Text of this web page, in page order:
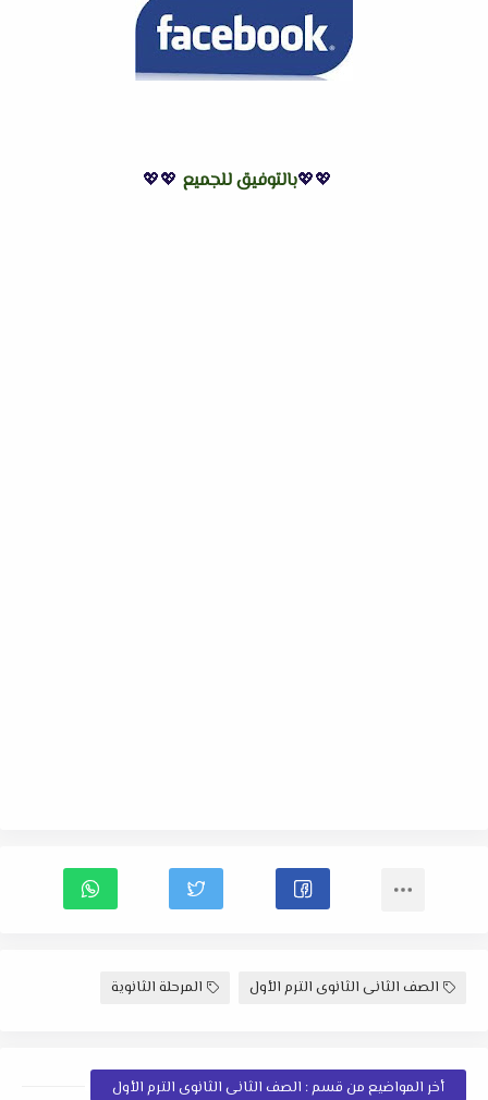
💖💖بالتوفيق للجميع 💖💖
الصف الثانى الثانوى الترم الأول المرحلة الثانوية
أخر المواضيع من قسم : الصف الثانى الثانوى الترم الأول